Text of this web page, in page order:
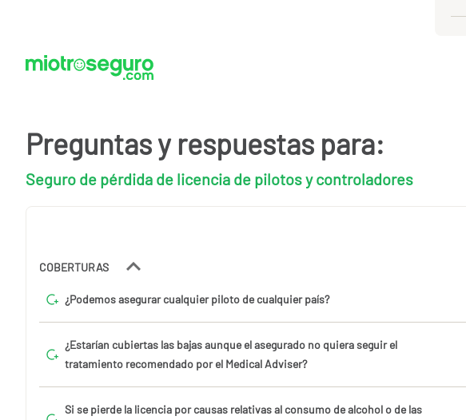
Preguntas y respuestas para:
Seguro de pérdida de licencia de pilotos y controladores
COBERTURAS
¿Podemos asegurar cualquier piloto de cualquier país?
¿Estarían cubiertas las bajas aunque el asegurado no quiera seguir el
tratamiento recomendado por el Medical Adviser?
Si se pierde la licencia por causas relativas al consumo de alcohol o de las